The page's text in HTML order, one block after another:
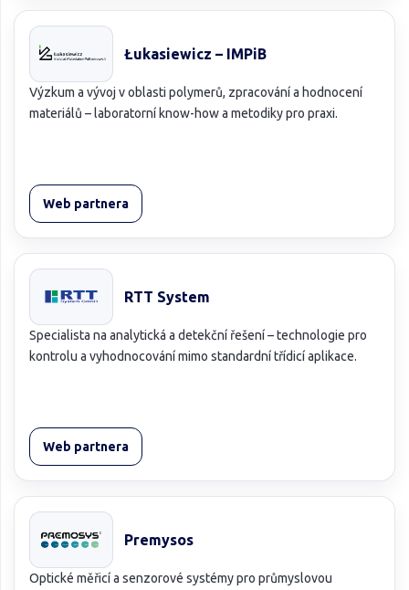
Łukasiewicz – IMPiB
Výzkum a vývoj v oblasti polymerů, zpracování a hodnocení
materiálů – laboratorní know-how a metodiky pro praxi.
Web partnera
RTT System
Specialista na analytická a detekční řešení – technologie pro
kontrolu a vyhodnocování mimo standardní třídicí aplikace.
Web partnera
Premysos
Optické měřicí a senzorové systémy pro průmyslovou